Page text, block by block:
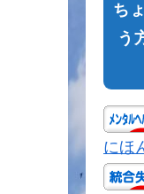
ち
う
にほ